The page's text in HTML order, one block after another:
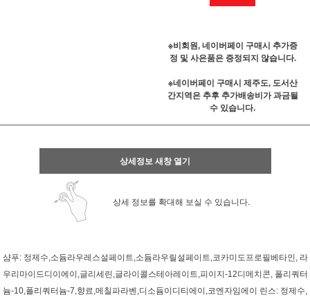
※비회원, 네이버페이 구매시 추가증
정 및 사은품은 증정되지 않습니다.
※네이버페이 구매시 제주도, 도서산
간지역은 추후 추가배송비가 과금될
수 있습니다.
상세정보 새창 열기
상세 정보를 확대해 보실 수 있습니다.
샴푸: 정제수,소듐라우레스설페이트,소듐라우릴설페이트,코카미도프로필베타인, 라
우리마이드디이에이,글리세린,글라이콜스테아레이트,피이지-12디메치콘, 폴리쿼터
늄-10,폴리쿼터늄-7,향료,메칠파라벤,디소듐이디티에이,코엔자임에이 린스: 정제수,